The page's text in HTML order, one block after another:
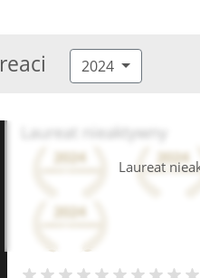
2024
Laureat
Laureat nieaktywny